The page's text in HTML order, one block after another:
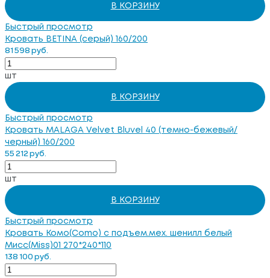
В КОРЗИНУ
Быстрый просмотр
Кровать BETINA (серый) 160/200
81 598 руб.
шт
В КОРЗИНУ
Быстрый просмотр
Кровать MALAGA Velvet Bluvel 40 (темно-бежевый/
черный) 160/200
55 212 руб.
шт
В КОРЗИНУ
Быстрый просмотр
Кровать Комо(Como) c подъем.мех. шенилл белый
Мисс(Miss)01 270*240*110
138 100 руб.